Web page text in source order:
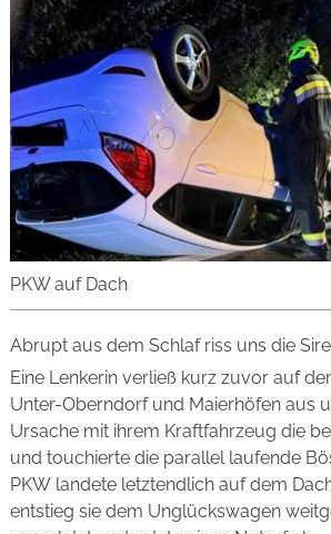
PKW auf Dach
Abrupt aus dem Schlaf riss uns die
Eine Lenkerin verließ kurz zuvor auf
Unter-Oberndorf und Maierhöfen aus
Ursache mit ihrem Kraftfahrzeug die
und touchierte die parallel laufende
PKW landete letztendlich auf dem
entstieg sie dem Unglückswagen